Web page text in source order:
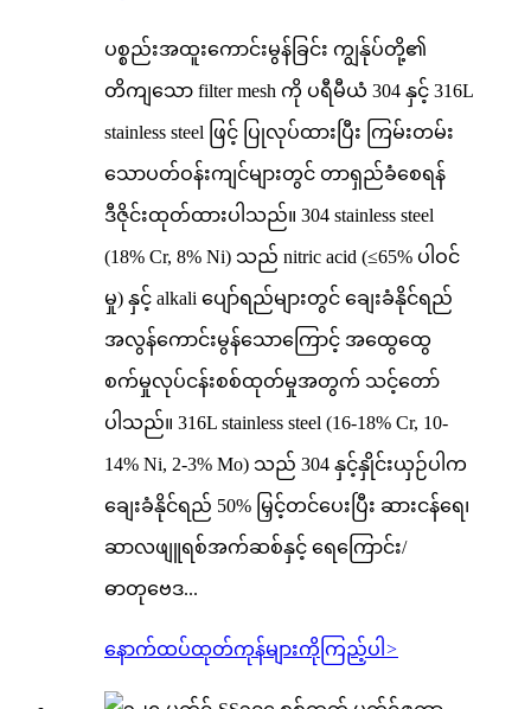
ပစ္စည်းအထူးကောင်းမွန်ခြင်း ကျွန်ုပ်တို့၏
တိကျသော filter mesh ကို ပရီမီယံ 304 နှင့် 316L
stainless steel ဖြင့် ပြုလုပ်ထားပြီး ကြမ်းတမ်း
သောပတ်ဝန်းကျင်များတွင် တာရှည်ခံစေရန်
ဒီဇိုင်းထုတ်ထားပါသည်။ 304 stainless steel
(18% Cr, 8% Ni) သည် nitric acid (≤65% ပါဝင်
မှု) နှင့် alkali ပျော်ရည်များတွင် ချေးခံနိုင်ရည်
အလွန်ကောင်းမွန်သောကြောင့် အထွေထွေ
စက်မှုလုပ်ငန်းစစ်ထုတ်မှုအတွက် သင့်တော်
ပါသည်။ 316L stainless steel (16-18% Cr, 10-
14% Ni, 2-3% Mo) သည် 304 နှင့်နှိုင်းယှဉ်ပါက
ချေးခံနိုင်ရည် 50% မြှင့်တင်ပေးပြီး ဆားငန်ရေ၊
ဆာလဖျူရစ်အက်ဆစ်နှင့် ရေကြောင်း/
ဓာတုဗေဒ...
နောက်ထပ်ထုတ်ကုန်များကိုကြည့်ပါ >